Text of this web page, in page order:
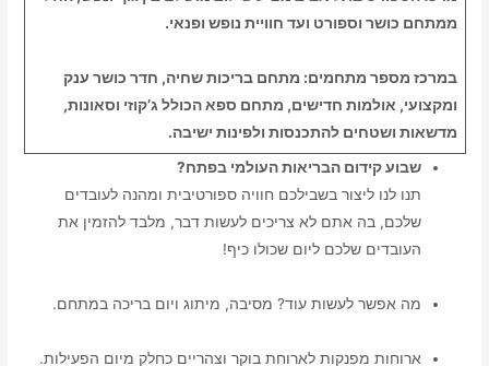
ממתחם כושר וספורט ועד חוויית נופש ופנאי.
במרכז מספר מתחמים: מתחם בריכות שחיה, חדר כושר ענק
ומקצועי, אולמות חדישים, מתחם ספא הכולל ג’קוזי וסאונות,
מדשאות ושטחים להתכנסות ולפינות ישיבה.
שבוע קידום הבריאות העולמי בפתח?
תנו לנו ליצור בשבילכם חוויה ספורטיבית ומהנה לעובדים
שלכם, בה אתם לא צריכים לעשות דבר, מלבד להזמין את
העובדים שלכם ליום שכולו כיף!
מה אפשר לעשות עוד? מסיבה, מיתוג ויום בריכה במתחם.
ארוחות מפנקות לארוחת בוקר וצהריים כחלק מיום הפעילות.